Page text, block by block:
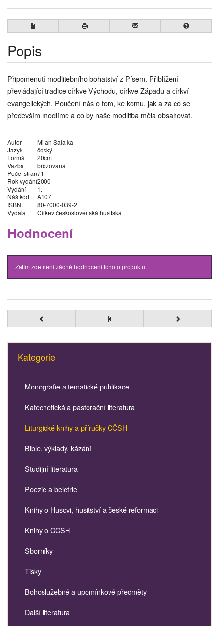
Popis
Připomenutí modlitebního bohatství z Písem. Přiblížení
převládající tradice církve Východu, církve Západu a církví
evangelických. Poučení nás o tom, ke komu, jak a za co se
především modlíme a co by naše modlitba měla obsahovat.
Autor
Milan Salajka
Jazyk
český
Formát
20cm
Vazba
brožovaná
Počet stran71
Rok vydání2000
Vydání
1.
Náš kód
A107
ISBN
80-7000-039-2
Vydala
Církev československá husitská
Hodnocení
Zatím zde není žádné hodnocení tohoto produktu.
Kategorie
Monografie a tematické publikace
Katechetická a pastorační literatura
Liturgické knihy a příručky CČSH
Bible, výklady, kázání
Studijní literatura
Poezie a beletrie
Knihy o Husovi, husitství a české reformaci
Knihy o CČSH
Sborníky
Tisky
Bohoslužebné a upomínkové předměty
Další literatura